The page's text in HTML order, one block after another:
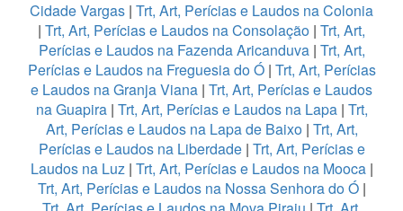
Cidade Vargas | Trt, Art, Perícias e Laudos na Colonia
| Trt, Art, Perícias e Laudos na Consolação | Trt, Art,
Perícias e Laudos na Fazenda Aricanduva| Trt, Art,
Perícias e Laudos na Freguesia do Ó| Trt, Art, Perícias
e Laudos na Granja Viana | Trt, Art, Perícias e Laudos
na Guapira| Trt, Art, Perícias e Laudos na Lapa| Trt,
Art, Perícias e Laudos na Lapa de Baixo | Trt, Art,
Perícias e Laudos na Liberdade | Trt, Art, Perícias e
Laudos na Luz| Trt, Art, Perícias e Laudos na Mooca|
Trt, Art, Perícias e Laudos na Nossa Senhora do Ó|